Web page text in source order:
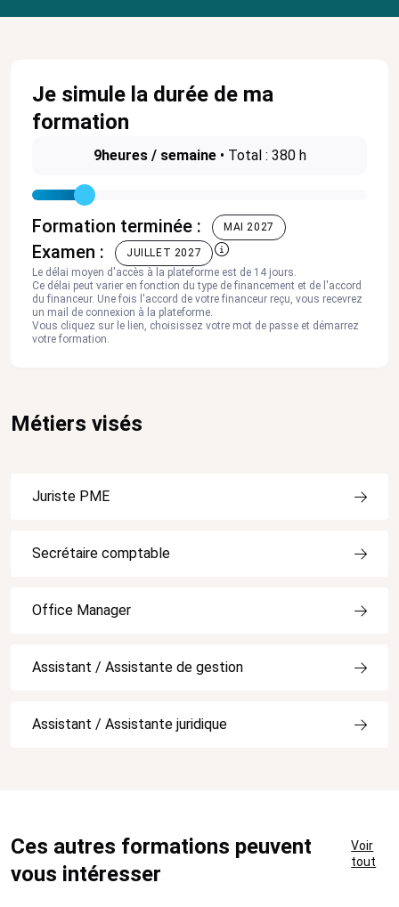
Je simule la durée de ma
formation
9heures / semaine • Total : 380 h
Formation terminée : MAI 2027
Examen :
JUILLET 2027
Le délai moyen d'accès à la plateforme est de 14 jours.
Ce délai peut varier en fonction du type de financement et de l'accord
du financeur. Une fois l'accord de votre financeur reçu, vous recevrez
un mail de connexion à la plateforme.
Vous cliquez sur le lien, choisissez votre mot de passe et démarrez
votre formation.
Métiers visés
Juriste PME
Secrétaire comptable
Office Manager
Assistant / Assistante de gestion
Assistant / Assistante juridique
Ces autres formations peuvent
vous intéresser
Voir
tout